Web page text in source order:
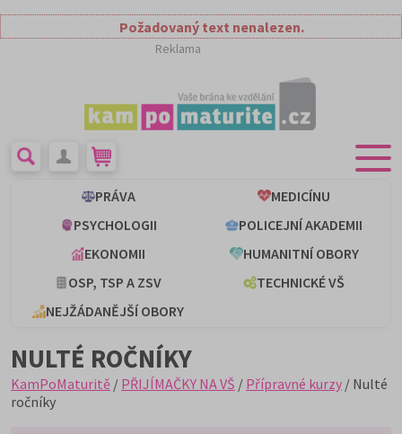
Požadovaný text nenalezen.
Reklama
PRÁVA
MEDICÍNU
PSYCHOLOGII
POLICEJNÍ AKADEMII
EKONOMII
HUMANITNÍ OBORY
OSP, TSP A ZSV
TECHNICKÉ VŠ
NEJŽÁDANĚJŠÍ OBORY
NULTÉ ROČNÍKY
KamPoMaturitě / PŘIJÍMAČKY NA VŠ / Přípravné kurzy / Nulté
ročníky